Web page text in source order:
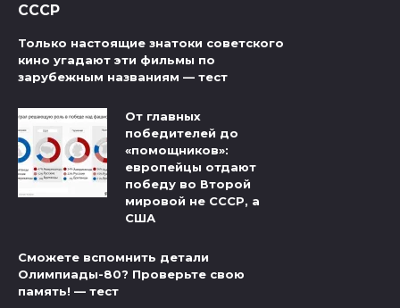
СССР
Только настоящие знатоки советского
кино угадают эти фильмы по
зарубежным названиям — тест
От главных
победителей до
«помощников»:
европейцы отдают
победу во Второй
мировой не СССР, а
США
Сможете вспомнить детали
Олимпиады-80? Проверьте свою
память! — тест